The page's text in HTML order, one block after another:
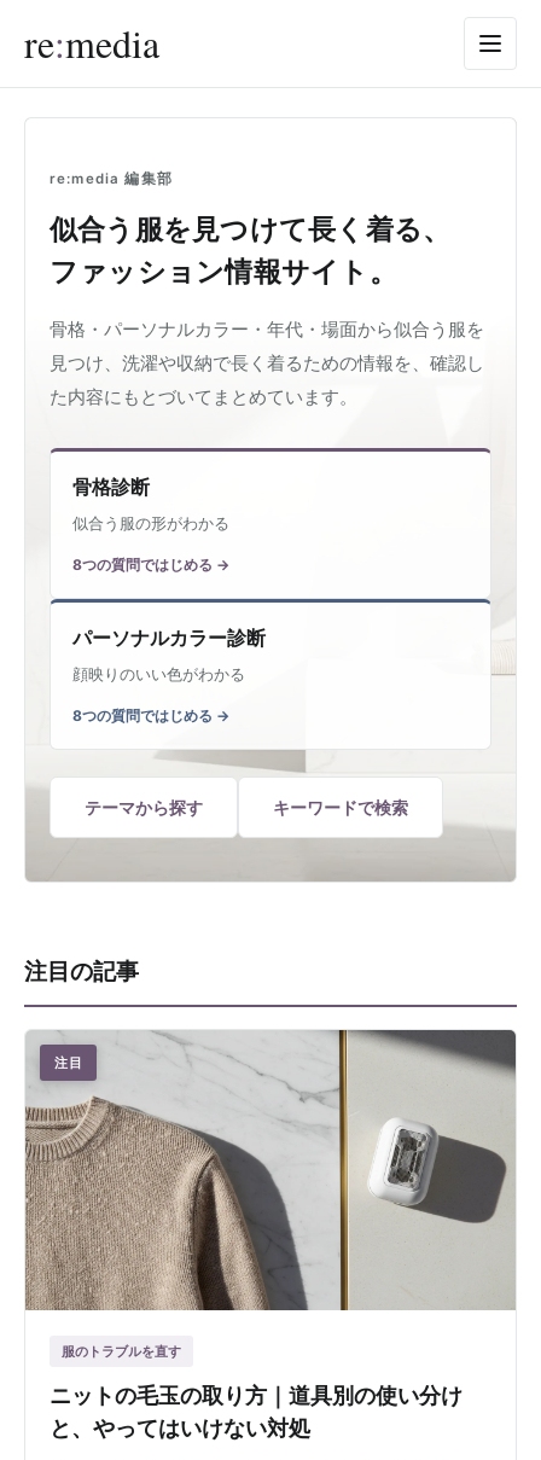
re:media
re:media 編集部
似合う服を見つけて長く着る、
ファッション情報サイト。
骨格・パーソナルカラー・年代・場面から似合う服を
見つけ、洗濯や収納で長く着るための情報を、確認し
た内容にもとづいてまとめています。
骨格診断
似合う服の形がわかる
8つの質問ではじめる
パーソナルカラー診断
顔映りのいい色がわかる
8つの質問ではじめる
テーマから探す キーワードで検索
注目の記事
注目
服のトラブルを直す
ニットの毛玉の取り方｜道具別の使い分け
と、やってはいけない対処